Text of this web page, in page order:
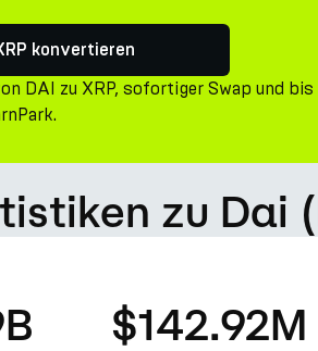
konvertieren
DAI zu XRP, sofortiger Swap und bis
zu Dai
$142.92M